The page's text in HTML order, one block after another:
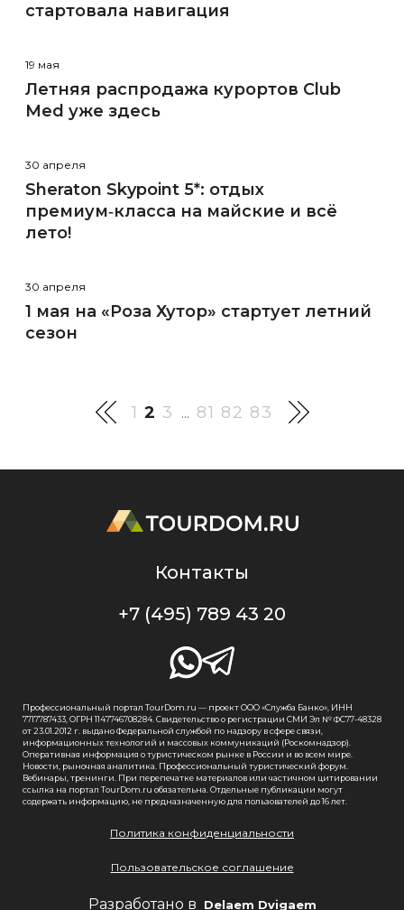
стартовала навигация
19 мая
Летняя распродажа курортов Club
Med уже здесь
30 апреля
Sheraton Skypoint 5*: отдых
премиум‑класса на майские и всё
лето!
30 апреля
1 мая на «Роза Хутор» стартует летний
сезон
1 2 3 ... 81 82 83
Контакты
+7 (495) 789 43 20
Профессиональный портал TourDom.ru — проект ООО «Служба Банко», ИНН
7717787433, ОГРН 1147746708284. Свидетельство о регистрации СМИ Эл № ФС77-48328
от 23.01.2012 г. выдано Федеральной службой по надзору в сфере связи,
информационных технологий и массовых коммуникаций (Роскомнадзор).
Оперативная информация о туристическом рынке в России и во всем мире.
Новости, рыночная аналитика. Профессиональный туристический форум.
Вебинары, тренинги. При перепечатке материалов или частичном цитировании
ссылка на портал TourDom.ru обязательна. Отдельные публикации могут
содержать информацию, не предназначенную для пользователей до 16 лет.
Политика конфиденциальности
Пользовательское соглашение
Разработано в Delaem Dvigaem